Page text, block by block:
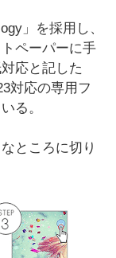
」を採用し、
ペーパーに手
応と記した
対応の専用フ
る。
ところに切り